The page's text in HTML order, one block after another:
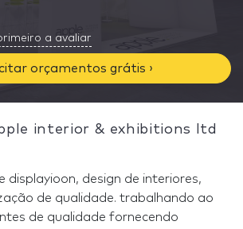
a avaliar
orçamentos grátis ›
interior & exhibitions ltd
displayioon, design de interiores,
de qualidade. trabalhando ao
de qualidade fornecendo